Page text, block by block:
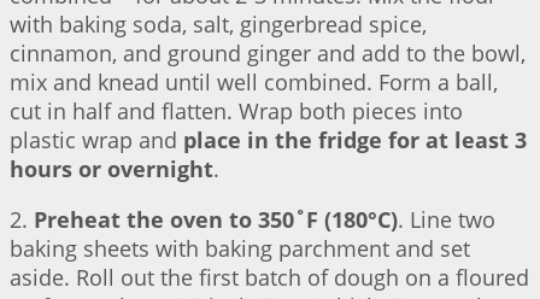
with baking soda, salt, gingerbread spice,
cinnamon, and ground ginger and add to the bowl,
mix and knead until well combined. Form a ball,
cut in half and flatten. Wrap both pieces into
plastic wrap and place in the fridge for at least 3
hours or overnight.
2. Preheat the oven to 350˚F (180°C). Line two
baking sheets with baking parchment and set
aside. Roll out the first batch of dough on a floured